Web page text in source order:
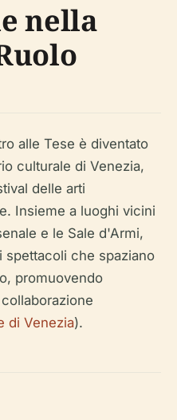
nella
alle Tese è diventato
culturale di Venezia,
delle arti
Insieme a luoghi vicini
e le Sale d'Armi,
spettacoli che spaziano
promuovendo
di Venezia).